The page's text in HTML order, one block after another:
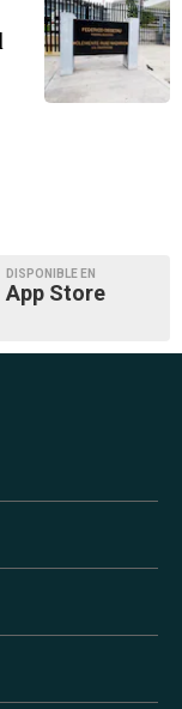
DISPONIBLE EN
App Store